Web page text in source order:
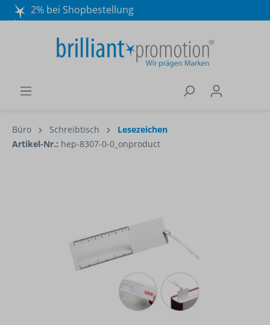
2% bei Shopbestellung
Wir beraten Sie gerne:
040 / 570 18 25 70
Büro Schreibtisch
Lesezeichen
Artikel-Nr.: hep-8307-0-0_onproduct